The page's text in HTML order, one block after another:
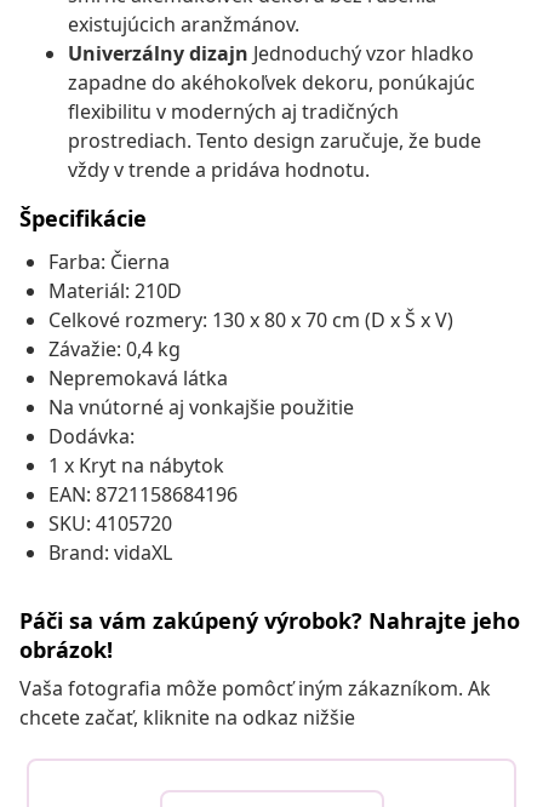
existujúcich aranžmánov.
Univerzálny dizajn Jednoduchý vzor hladko
zapadne do akéhokoľvek dekoru, ponúkajúc
flexibilitu v moderných aj tradičných
prostrediach. Tento design zaručuje, že bude
vždy v trende a pridáva hodnotu.
Špecifikácie
Farba: Čierna
Materiál: 210D
Celkové rozmery: 130 x 80 x 70 cm (D x Š x V)
Závažie: 0,4 kg
Nepremokavá látka
Na vnútorné aj vonkajšie použitie
Dodávka:
1 x Kryt na nábytok
EAN: 8721158684196
SKU: 4105720
Brand: vidaXL
Páči sa vám zakúpený výrobok? Nahrajte jeho
obrázok!
Vaša fotografia môže pomôcť iným zákazníkom. Ak
chcete začať, kliknite na odkaz nižšie